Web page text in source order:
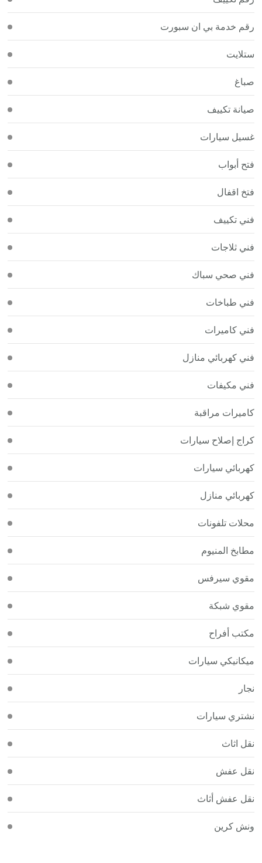
رقم خدمة بي ان سبورت
ستلايت
صباغ
صيانة تكييف
غسيل سيارات
فتح أبواب
فتخ اقفال
فني تكييف
فني ثلاجات
فني صحي سباك
فني طباخات
فني كاميرات
فني كهربائي منازل
فني مكيفات
كاميرات مراقبة
كراج إصلاح سيارات
كهربائي سيارات
كهربائي منازل
محلات تلفونات
مطابخ المنيوم
مقوي سيرفس
مقوي شبكة
مكتب أفراح
ميكانيكي سيارات
نجار
نشتري سيارات
نقل اثاث
نقل عفش
نقل عفش أثاث
ونش كرين